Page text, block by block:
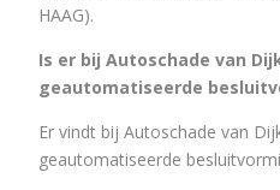
HAAG).
Is er bij Autoschade van
geautomatiseerde
Er vindt bij Autoschade van
geautomatiseerde